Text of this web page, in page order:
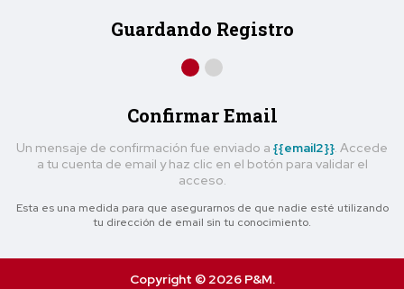
Guardando Registro
Confirmar Email
Un mensaje de confirmación fue enviado a {{email2}} . Accede
a tu cuenta de email y haz clic en el botón para validar el
acceso.
Esta es una medida para que asegurarnos de que nadie esté utilizando
tu dirección de email sin tu conocimiento.
Copyright © 2026 P&M.